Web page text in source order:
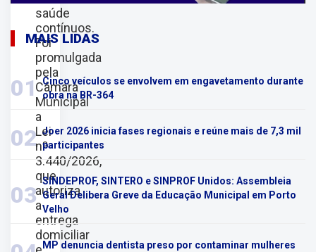
saúde
contínuos.
Foi
promulgada
pela
Câmara
Municipal
a
Lei
nº
3.440/2026,
que
autoriza
a
entrega
domiciliar
MAIS LIDAS
01 Cinco veículos se envolvem em engavetamento durante
obra na BR-364
02 Joer 2026 inicia fases regionais e reúne mais de 7,3 mil
participantes
03
SINDEPROF, SINTERO e SINPROF Unidos: Assembleia
Geral Delibera Greve da Educação Municipal em Porto
Velho
MP denuncia dentista preso por contaminar mulheres